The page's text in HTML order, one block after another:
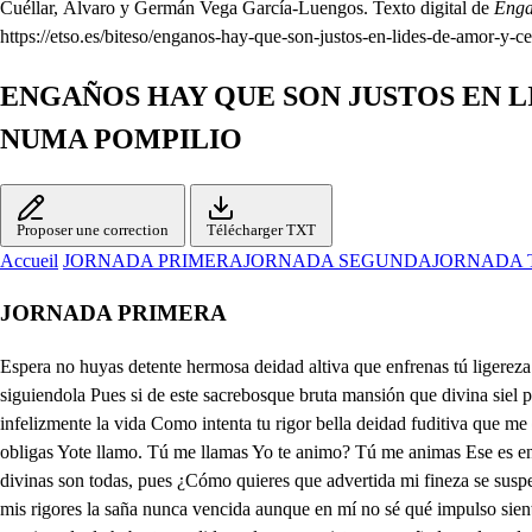
Cuéllar, Álvaro y Germán Vega García-Luengos. Texto digital de
https://etso.es/biteso/enganos-hay-que-son-justos-en-lides-de-amor-y-
ENGAÑOS HAY QUE SON JUSTOS EN
NUMA POMPILIO
Proposer une correction Télécharger TXT
Accueil JORNADA PRIMERAJORNADA SEGUNDAJORNADA
JORNADA PRIMERA
Espera no huyas detente hermosa deidad altiva que enfrenas tú ligereza d expensas de tu fatiga dserta en vano arrojado qoven alientas las osadías que ya otra vez mi depecho te castigo y ol castis de a ded siguiendola Pues si de este sacrebosque bruta mansión que divina siel providencia por coto puso a lamorada mía temerosamente osado intentas pisar la linea al impreso de mis flechas será preciso que rrindas infelizmente la vida Como intenta tu rigor bella deidad fuditiva que me detenga si veo en tu hermosura un enisma pues al paso que tu acento suspender misosadías pretende seguir tus pasos con otras voces me obligas Yote llamo. Tú me llamas Yo te animo? Tú me animas Ese es engaño dioes Pues si advertida lo miras solo a quese humano acento tu humano ser acredita y cuantas partes componen tu belleza peregrina divinas son todas, pues ¿Cómo quieres que advertida mi fineza se suspenda porque lo mande precisa una humana seña cuando me llaman tantas divinas ya ignorado Jobenveo que engañoso solicitas suspender de mis rigores la saña nunca vencida aunque en mí no sé qué impulso siento que a hacerlo me obligas y considerando ahora como otra vez prevenida contra el rigor la templanzo de cesa que pudo ser tu venida ocasionada de haberte perdida en la nunca vista enmarañada maleza de su bosque compasiva perdonar tu vida quiero pues es cruel es impía quien descuidos del destino como cuidados castiga y así acompañado ahora de una de las sacras ninfas que conmigo de este monte laquesta mansión habitan padas cobrar el camino y a doserte que si atrevida tu planta otra vez intenta pisar su distrito, altiva fiera y cruchas de hallarme si ahora me adviertes benigna Flora eslide Ninfas todas oíd mi voz No remisa esas piedades su pongas cuando crueldades publicas pues si en tus ojos el alma queda como No prosigas ni por fies en decirme pasiones de amor indignas que son las porfías recías cuando ofenden más que obligao el que porfía enamar El mérito solicita y cuando a merecer nacen son discretas las porfías que la discreción a obliga y que a la vanidad mía no lo esté bien confesar que quiere lo que la obliga Yo, en fin oírlas no quiero pues en mí es fuerza el decirla Porque si en ello me ofendes Porque aun en aqueso obliga sermás finos los afectos si en acona de lo Pues es fuerza que se diga que obediencias voluntarias son finezas más remisas contradición es notoria querer aun elalquimista más diestro de amor hacer finezas las groserías y porque desengañado estes que es vana fatiga de tu esperanza esperar que a los alagos me rindas de esa ignorada deidad monstruo cruel de las vidas cuyas a las cuyas flechas que unas bate y otras libra Tosico de fuego inflaman contanios de aire fulminan sabe ilustre yo venque aunque no tengo noticia de quién eres que seas nobse tu cortes trato acredita. abrás digo o generoso mancebo que en esa altiva pirámide que deelalba qe desastra registra la luz másgura aun antes que flores sabes con su avidad repetida unas subenida anuncien y otra plantea su venida que es el sagrado aricino que por la copia de Ninfas yorá culos que le ilustran sacró el orbe se apellida de una nayade infeliz, sin duda hermosa sería, pues lo fue, porque en la bella y soberana familía de la hermosura es antiguo patrimonio la desdicha entre los brazos piadosos de Diana o suerte esquiva naci en cuyo triste parto en la acilga hora misma que sasí a la vida yo ella salió de la